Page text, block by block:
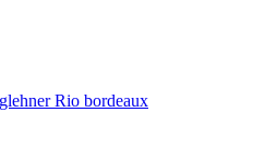
Rio bordeaux